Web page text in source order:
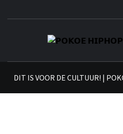
DIT IS VOOR DE CULTUUR! |